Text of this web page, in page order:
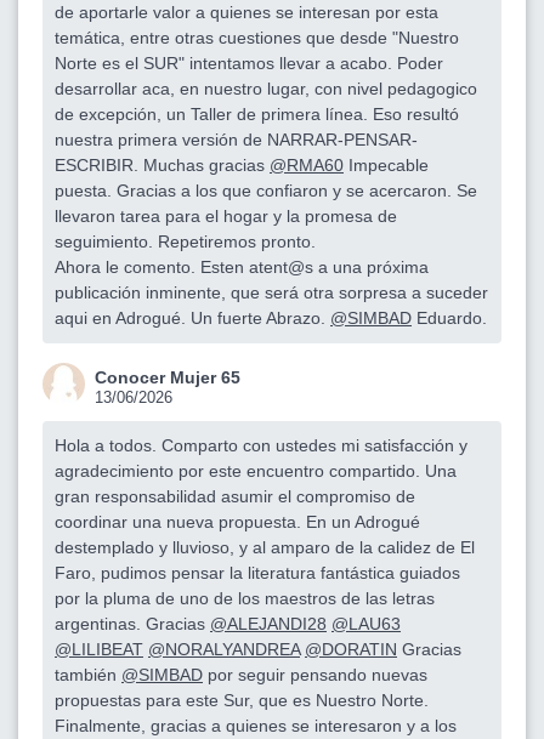
de aportarle valor a quienes se interesan por esta
temática, entre otras cuestiones que desde "Nuestro
Norte es el SUR" intentamos llevar a acabo. Poder
desarrollar aca, en nuestro lugar, con nivel pedagogico
de excepción, un Taller de primera línea. Eso resultó
nuestra primera versión de NARRAR-PENSAR-
ESCRIBIR. Muchas gracias @RMA60 Impecable
puesta. Gracias a los que confiaron y se acercaron. Se
llevaron tarea para el hogar y la promesa de
seguimiento. Repetiremos pronto.
Ahora le comento. Esten atent@s a una próxima
publicación inminente, que será otra sorpresa a suceder
aqui en Adrogué. Un fuerte Abrazo. @SIMBAD Eduardo.
Conocer Mujer 65
13/06/2026
Hola a todos. Comparto con ustedes mi satisfacción y
agradecimiento por este encuentro compartido. Una
gran responsabilidad asumir el compromiso de
coordinar una nueva propuesta. En un Adrogué
destemplado y lluvioso, y al amparo de la calidez de El
Faro, pudimos pensar la literatura fantástica guiados
por la pluma de uno de los maestros de las letras
argentinas. Gracias @ALEJANDI28 @LAU63
@LILIBEAT @NORALYANDREA @DORATIN Gracias
también @SIMBAD por seguir pensando nuevas
propuestas para este Sur, que es Nuestro Norte.
Finalmente, gracias a quienes se interesaron y a los